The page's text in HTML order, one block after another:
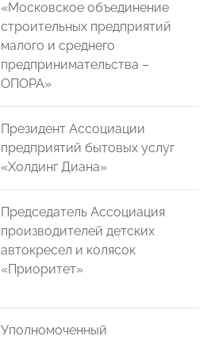
«Московское объединение
строительных предприятий
малого и среднего
предпринимательства –
ОПОРА»
Президент Ассоциации
предприятий бытовых услуг
«Холдинг Диана»
Председатель Ассоциация
производителей детских
автокресел и колясок
«Приоритет»
Уполномоченный